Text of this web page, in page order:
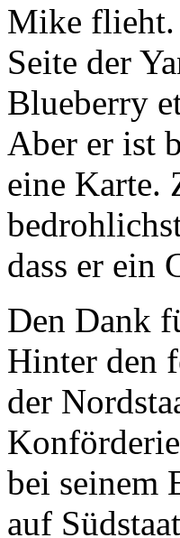
Mike flieht.
Seite der
Blueberry
Aber er ist
eine Karte.
dass er ein
Den Dank
Hinter den
der
bei seinem
auf